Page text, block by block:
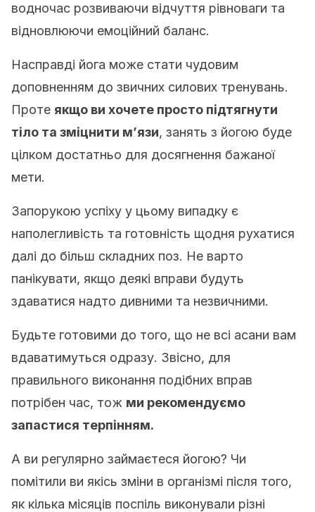
водночас розвиваючи відчуття рівноваги та
відновлюючи емоційний баланс.
Насправді йога може стати чудовим
доповненням до звичних силових тренувань.
Проте якщо ви хочете просто підтягнути
тіло та зміцнити м’язи, занять з йогою буде
цілком достатньо для досягнення бажаної
мети.
Запорукою успіху у цьому випадку є
наполегливість та готовність щодня рухатися
далі до більш складних поз. Не варто
панікувати, якщо деякі вправи будуть
здаватися надто дивними та незвичними.
Будьте готовими до того, що не всі асани вам
вдаватимуться одразу. Звісно, для
правильного виконання подібних вправ
потрібен час, тож ми рекомендуємо
запастися терпінням.
А ви регулярно займаєтеся йогою? Чи
помітили ви якісь зміни в організмі після того,
як кілька місяців поспіль виконували різні